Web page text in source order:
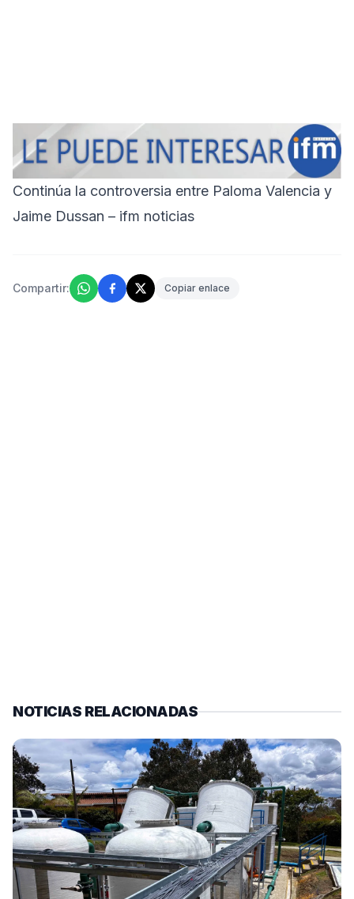
Continúa la controversia entre Paloma Valencia y
Jaime Dussan – ifm noticias
Compartir: Copiar enlace
NOTICIAS RELACIONADAS